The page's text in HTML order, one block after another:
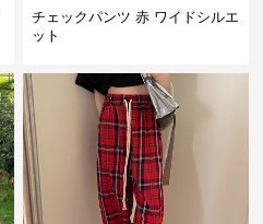
チェックパンツ 赤 ワイドシルエ
ット